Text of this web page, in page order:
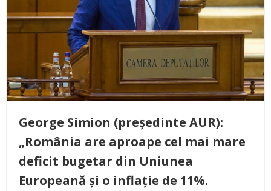
George Simion (președinte AUR):
„România are aproape cel mai mare
deficit bugetar din Uniunea
Europeană și o inflație de 11%.